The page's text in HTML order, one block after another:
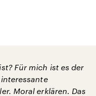
Für mich ist es der
Moral erklären. Das